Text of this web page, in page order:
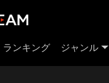
ランキング ジャンル